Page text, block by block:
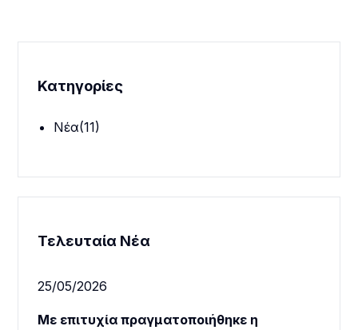
Κατηγορίες
Νέα(11)
Τελευταία Νέα
25/05/2026
Με επιτυχία πραγματοποιήθηκε η